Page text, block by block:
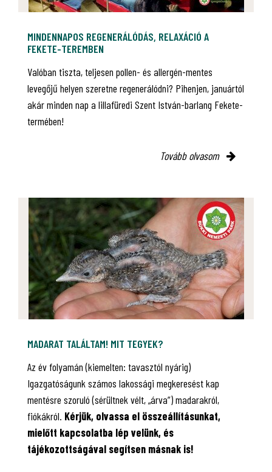
MINDENNAPOS REGENERÁLÓDÁS, RELAXÁCIÓ A
FEKETE-TEREMBEN
Valóban tiszta, teljesen pollen- és allergén-mentes
levegőjű helyen szeretne regenerálódni? Pihenjen, januártól
akár minden nap a lillafüredi Szent István-barlang Fekete-
termében!
Tovább olvasom
MADARAT TALÁLTAM! MIT TEGYEK?
Az év folyamán (kiemelten: tavasztól nyárig)
Igazgatóságunk számos lakossági megkeresést kap
mentésre szoruló (sérültnek vélt, „árva”) madarakról,
fiókákról. Kérjük, olvassa el összeállításunkat,
mielőtt kapcsolatba lép velünk, és
tájékozottságával segítsen másnak is!